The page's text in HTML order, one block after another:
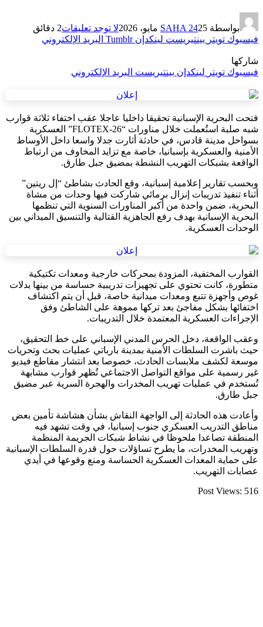
بواسطة SAHA 2425 مايو، 2026 لا توجد تعليقات2 دقائق
فيسبوك تويتر بينتيريست لينكدإن Tumblr البريد الإلكتروني
شاركها
فيسبوك تويتر لينكدإن بينتيريست البريد الإلكتروني
فتحت البحرية الإسبانية تحقيقا داخليا عاجلا عقب اختفاء ثلاثة قوارب
شبه صلبة استُعملت خلال مناورات “FLOTEX-26” العسكرية
بسواحل مدينة قادس، في حادثة أثارت جدلا واسعا داخل الأوساط
الأمنية والعسكرية بإسبانيا، خاصة مع تزايد المخاوف من ارتباط
الواقعة بشبكات التهريب النشطة بمضيق جبل طارق.
وبحسب تقارير إعلامية إسبانية، وقع الحادث بشاطئ “إل ريتين”
أثناء تنفيذ تدريبات إنزال برمائي شاركت فيها وحدات من مشاة
البحرية، ضمن واحدة من أكبر المناورات السنوية التي تنظمها
البحرية الإسبانية بهدف رفع الجاهزية القتالية والتنسيق الميداني بين
الوحدات العسكرية.
القوارب المختفية، المزودة بمحركات خارجية ومعدات تكتيكية
متطورة، كانت تحتوي على تجهيزات تدريبية حساسة من بينها بدلات
غوص وأجهزة تتبع ومعدات ميدانية خاصة، قبل أن يتم اكتشاف
اختفائها بشكل مفاجئ بعد تركها مموهة على الشاطئ وفق
الإجراءات العسكرية المعتمدة خلال التدريبات.
وعقب الواقعة، دخل الحرس المدني الإسباني على خط التحقيق،
حيث باشرت السلطات الأمنية بمدينة بارباتي عمليات بحث وتحريات
موسعة لكشف ملابسات الحادث، خصوصا بعد انتشار مقاطع فيديو
غير رسمية على مواقع التواصل الاجتماعي تُظهر قوارب مشابهة
تُستخدم في عمليات تهريب المخدرات والهجرة السرية عبر مضيق
جبل طارق.
وأعادت هذه الحادثة إلى الواجهة النقاش بشأن هشاشة تأمين بعض
مناطق التدريب العسكري جنوب إسبانيا، في وقت تشهد فيه
المنطقة تصاعدا ملحوظا في نشاط شبكات الجريمة المنظمة
وتهريب المخدرات، ما يطرح تساؤلات حول قدرة السلطات الإسبانية
على حماية المعدات العسكرية الحساسة ومنع وقوعها في أيدي
عصابات التهريب.
Post Views: 516